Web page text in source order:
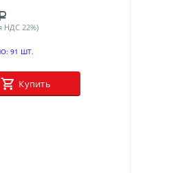
НДС 22%)
91 ШТ.
Купить